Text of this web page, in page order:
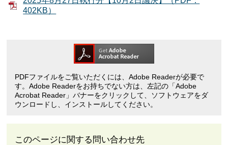
402KB）
PDFファイルをご覧いただくには、Adobe Readerが必要で
す。Adobe Readerをお持ちでない方は、左記の「Adobe
Acrobat Reader」バナーをクリックして、ソフトウェアをダ
ウンロードし、インストールしてください。
このページに関する問い合わせ先